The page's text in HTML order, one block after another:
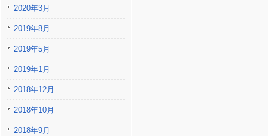
2020年3月
2019年8月
2019年5月
2019年1月
2018年12月
2018年10月
2018年9月